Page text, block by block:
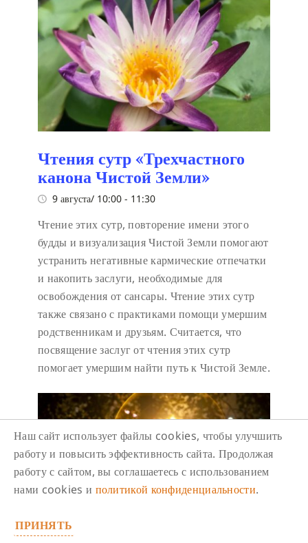
Чтения сутр «Трехчастного
канона Чистой Земли»
9 августа/ 10:00 - 11:30
Чтение этих сутр, повторение имени этого
будды и визуализация Чистой Земли помогают
устранить негативные кармические отпечатки
и накопить заслуги, необходимые для
освобождения от сансары. Чтение этих сутр
также связано с практиками помощи умершим
родственникам и друзьям. Считается, что
посвящение заслуг от чтения этих сутр
помогает умершим найти путь к Чистой Земле.
Наш сайт использует файлы cookies, чтобы улучшить
работу и повысить эффективность сайта. Продолжая
работу с сайтом, вы соглашаетесь с использованием
нами cookies и политикой конфиденциальности.
ПРИНЯТЬ